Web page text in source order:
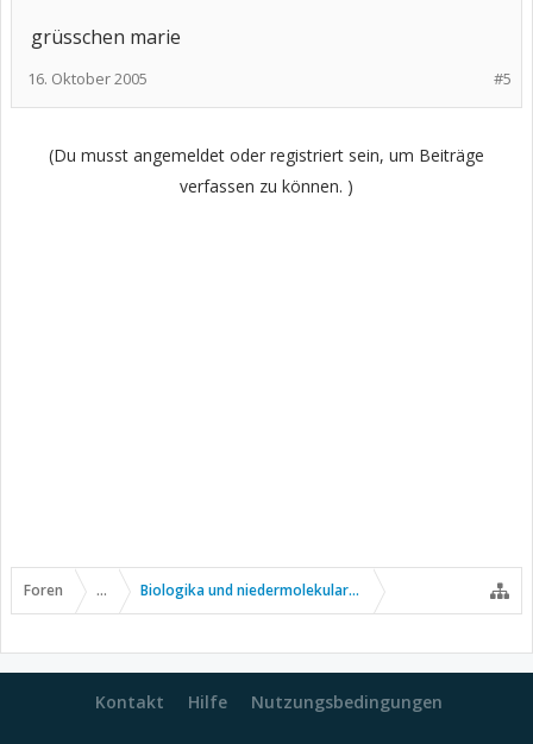
grüsschen marie
#5
16. Oktober 2005
(Du musst angemeldet oder registriert sein, um Beiträge
verfassen zu können. )
Foren ... Biologika und niedermolekulare Wirkstoffe
Kontakt Hilfe Nutzungsbedingungen